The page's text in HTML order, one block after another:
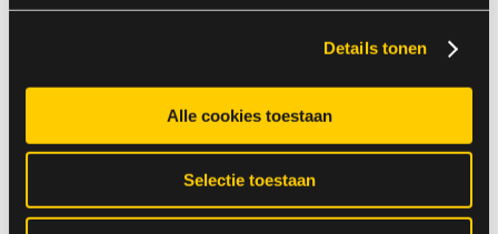
Details tonen
Alle cookies toestaan
Selectie toestaan
staan. Je moet niet alleen AI willen inzetten omdat
het gaaf is, maar omdat het ook echt waarde
Werken bij Garansys